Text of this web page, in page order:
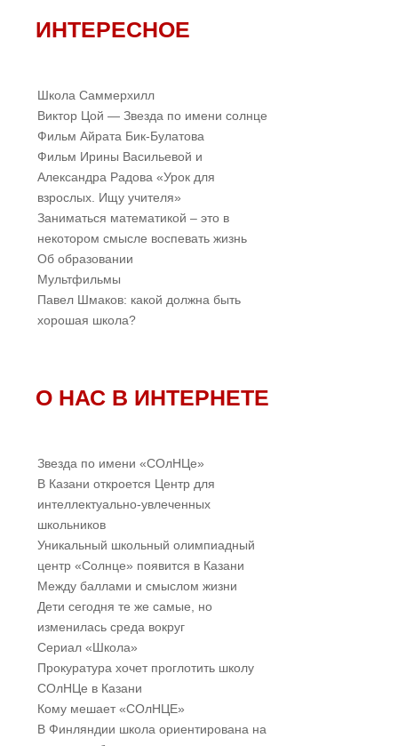
ИНТЕРЕСНОЕ
Школа Саммерхилл
Виктор Цой — Звезда по имени солнце
Фильм Айрата Бик-Булатова
Фильм Ирины Васильевой и
Александра Радова «Урок для
взрослых. Ищу учителя»
Заниматься математикой – это в
некотором смысле воспевать жизнь
Об образовании
Мультфильмы
Павел Шмаков: какой должна быть
хорошая школа?
О НАС В ИНТЕРНЕТЕ
Звезда по имени «СОлНЦе»
В Казани откроется Центр для
интеллектуально-увлеченных
школьников
Уникальный школьный олимпиадный
центр «Солнце» появится в Казани
Между баллами и смыслом жизни
Дети сегодня те же самые, но
изменилась среда вокруг
Cериал «Школа»
Прокуратура хочет проглотить школу
СОлНЦе в Казани
Кому мешает «СОлНЦЕ»
В Финляндии школа ориентирована на